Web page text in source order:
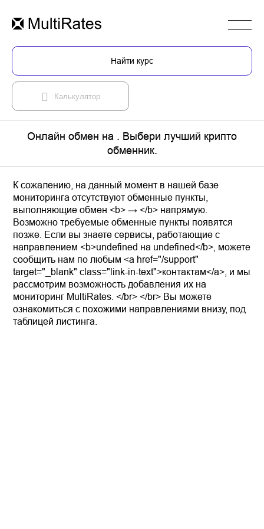
Найти курс
Калькулятор
Онлайн обмен на . Выбери лучший крипто
обменник.
К сожалению, на данный момент в нашей базе
мониторинга отсутствуют обменные пункты,
выполняющие обмен <b> → </b> напрямую.
Возможно требуемые обменные пункты появятся
позже. Если вы знаете сервисы, работающие с
направлением <b>undefined на undefined</b>, можете
сообщить нам по любым <a href="/support"
target="_blank" class="link-in-text">контактам</a>, и мы
рассмотрим возможность добавления их на
мониторинг MultiRates. </br> </br> Вы можете
ознакомиться с похожими направлениями внизу, под
таблицей листинга.